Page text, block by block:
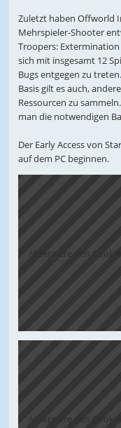
Zuletzt haben Offworld
Mehrspieler-Shooter
Troopers:
sich mit insgesamt 12
Bugs entgegen zu
Basis gilt es auch,
Ressourcen zu
man die notwendigen
Der Early Access von
auf dem PC beginnen.
Akzeptiere den
Akzeptiere den